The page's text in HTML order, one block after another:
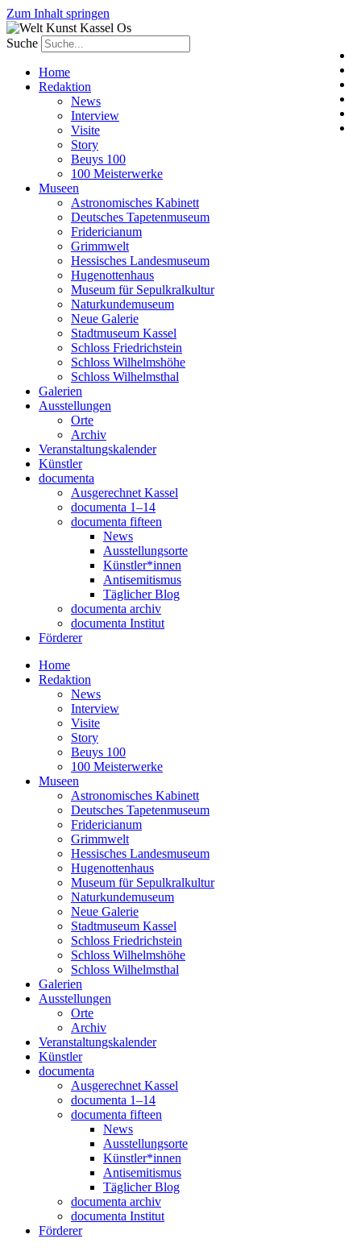
Zum Inhalt springen
Suche
Home
Redaktion
News
Interview
Visite
Story
Beuys 100
100 Meisterwerke
Museen
Astronomisches Kabinett
Deutsches Tapetenmuseum
Fridericianum
Grimmwelt
Hessisches Landesmuseum
Hugenottenhaus
Museum für Sepulkralkultur
Naturkundemuseum
Neue Galerie
Stadtmuseum Kassel
Schloss Friedrichstein
Schloss Wilhelmshöhe
Schloss Wilhelmsthal
Galerien
Ausstellungen
Orte
Archiv
Veranstaltungskalender
Künstler
documenta
Ausgerechnet Kassel
documenta 1–14
documenta fifteen
News
Ausstellungsorte
Künstler*innen
Antisemitismus
Täglicher Blog
documenta archiv
documenta Institut
Förderer
Home
Redaktion
News
Interview
Visite
Story
Beuys 100
100 Meisterwerke
Museen
Astronomisches Kabinett
Deutsches Tapetenmuseum
Fridericianum
Grimmwelt
Hessisches Landesmuseum
Hugenottenhaus
Museum für Sepulkralkultur
Naturkundemuseum
Neue Galerie
Stadtmuseum Kassel
Schloss Friedrichstein
Schloss Wilhelmshöhe
Schloss Wilhelmsthal
Galerien
Ausstellungen
Orte
Archiv
Veranstaltungskalender
Künstler
documenta
Ausgerechnet Kassel
documenta 1–14
documenta fifteen
News
Ausstellungsorte
Künstler*innen
Antisemitismus
Täglicher Blog
documenta archiv
documenta Institut
Förderer